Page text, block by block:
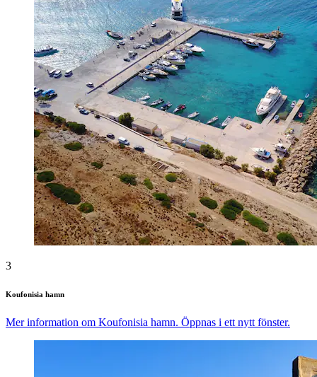
3
Koufonisia hamn
Mer information om Koufonisia hamn. Öppnas i ett nytt fönster.